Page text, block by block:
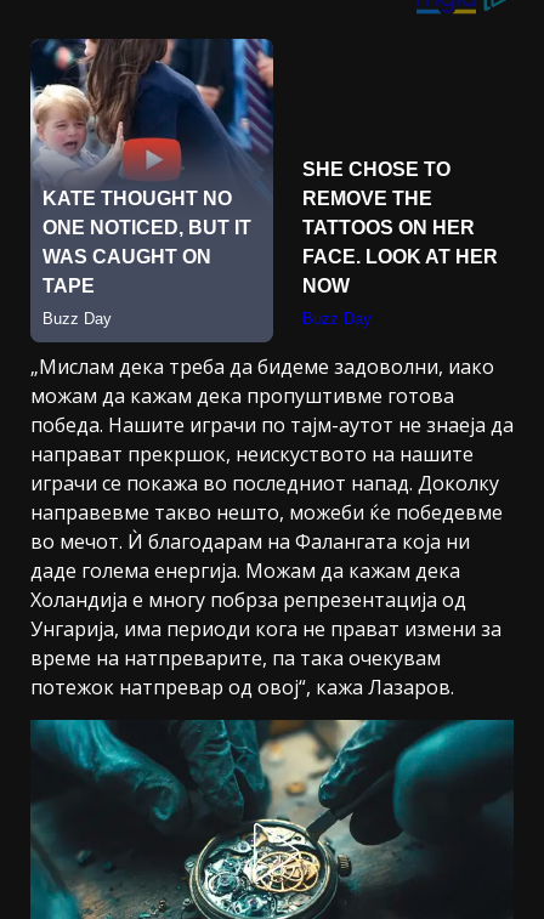
„Мислам дека треба да бидеме задоволни, иако
можам да кажам дека пропуштивме готова
победа. Нашите играчи по тајм-аутот не знаеја да
направат прекршок, неискуството на нашите
играчи се покажа во последниот напад. Доколку
направевме такво нешто, можеби ќе победевме
во мечот. Ѝ благодарам на Фалангата која ни
даде голема енергија. Можам да кажам дека
Холандија е многу побрза репрезентација од
Унгарија, има периоди кога не прават измени за
време на натпреварите, па така очекувам
потежок натпревар од овој“, кажа Лазаров.